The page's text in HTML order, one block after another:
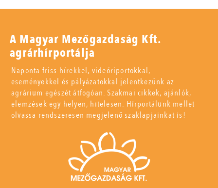
A Magyar Mezőgazdaság Kft.
agrárhírportálja
Naponta friss hírekkel, videóriportokkal,
eseményekkel és pályázatokkal jelentkezünk az
agrárium egészét átfogóan. Szakmai cikkek, ajánlók,
elemzések egy helyen, hitelesen. Hírportálunk mellet
olvassa rendszeresen megjelenő szaklapjainkat is!